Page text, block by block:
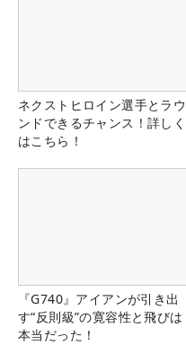
ネクストヒロイン選手とラウ
ンドできるチャンス！詳しく
はこちら！
『G740』アイアンが引き出
す“反則級”の寛容性と飛びは
本当だった！